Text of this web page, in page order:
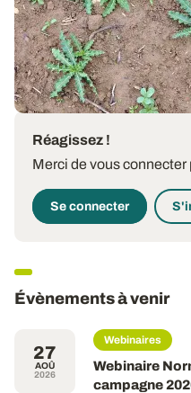
tenace, il faut avant tout
06 AOÛT 2026
Réagissez !
Merci de vous
Se connecter
Évènements à venir
27
AOÛ
2026
Webinaires
Webinaire
campagne